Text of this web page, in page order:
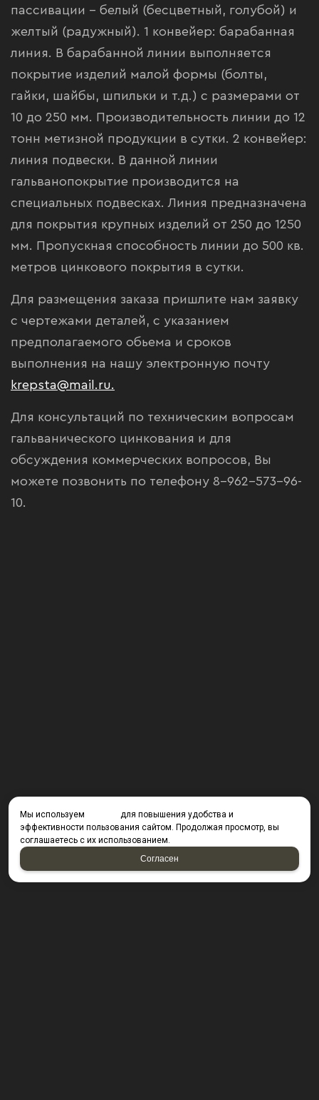
пассивации – белый (бесцветный, голубой) и
желтый (радужный). 1 конвейер: барабанная
линия. В барабанной линии выполняется
покрытие изделий малой формы (болты,
гайки, шайбы, шпильки и т.д.) с размерами от
10 до 250 мм. Производительность линии до 12
тонн метизной продукции в сутки. 2 конвейер:
линия подвески. В данной линии
гальванопокрытие производится на
специальных подвесках. Линия предназначена
для покрытия крупных изделий от 250 до 1250
мм. Пропускная способность линии до 500 кв.
метров цинкового покрытия в сутки.
Для размещения заказа пришлите нам заявку
с чертежами деталей, с указанием
предполагаемого обьема и сроков
выполнения на нашу электронную почту
krepsta@mail.ru.
Для консультаций по техническим вопросам
гальванического цинкования и для
обсуждения коммерческих вопросов, Вы
можете позвонить по телефону 8-962-573-96-
10.
Мы используем
для повышения удобства и
эффективности пользования сайтом. Продолжая просмотр, вы
соглашаетесь с их использованием.
Согласен